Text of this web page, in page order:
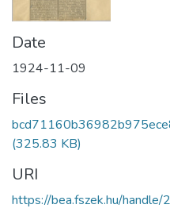
Date
1924-11-09
Files
(325.83 KB)
URI
https://bea.fszek.hu/